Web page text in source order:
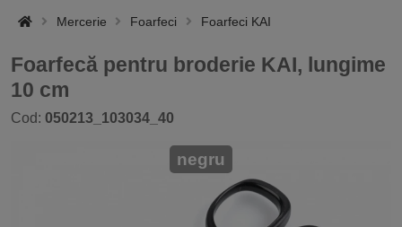
Mercerie Foarfeci Foarfeci KAI
Foarfecă pentru broderie KAI, lungime
10 cm
Cod: 050213_103034_40
negru